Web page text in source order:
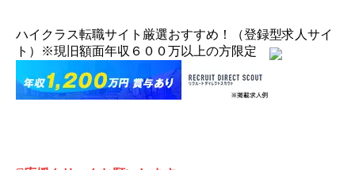
ハイクラス転職サイト厳選おすすめ！（登録型求人サイ
ト）※現旧額面年収６００万以上の方限定